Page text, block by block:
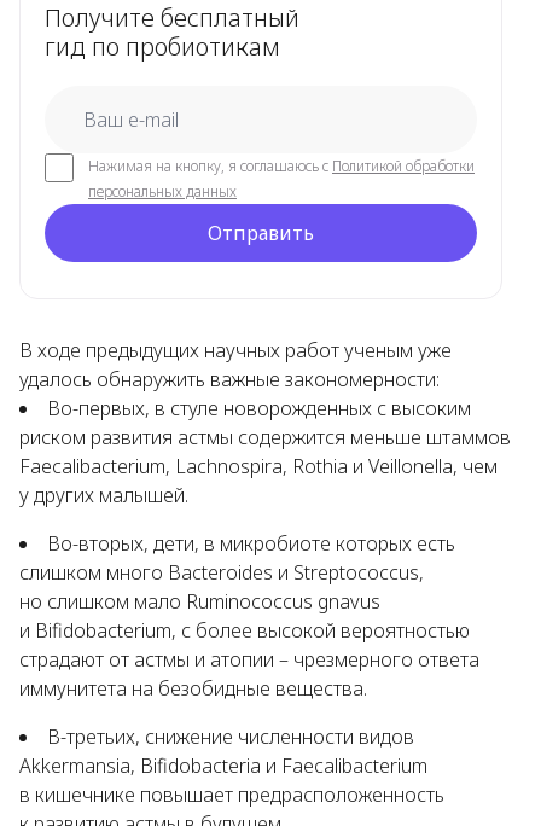
Получите бесплатный
гид по пробиотикам
Нажимая на кнопку, я соглашаюсь с Политикой обработки
персональных данных
Отправить
В ходе предыдущих научных работ ученым уже
удалось обнаружить важные закономерности:
Во-первых, в стуле новорожденных с высоким
риском развития астмы содержится меньше штаммов
Faecalibacterium, Lachnospira, Rothia и Veillonella, чем
у других малышей.
Во-вторых, дети, в микробиоте которых есть
слишком много Bacteroides и Streptococcus,
но слишком мало Ruminococcus gnavus
и Bifidobacterium, с более высокой вероятностью
страдают от астмы и атопии – чрезмерного ответа
иммунитета на безобидные вещества.
В-третьих, снижение численности видов
Akkermansia, Bifidobacteria и Faecalibacterium
в кишечнике повышает предрасположенность